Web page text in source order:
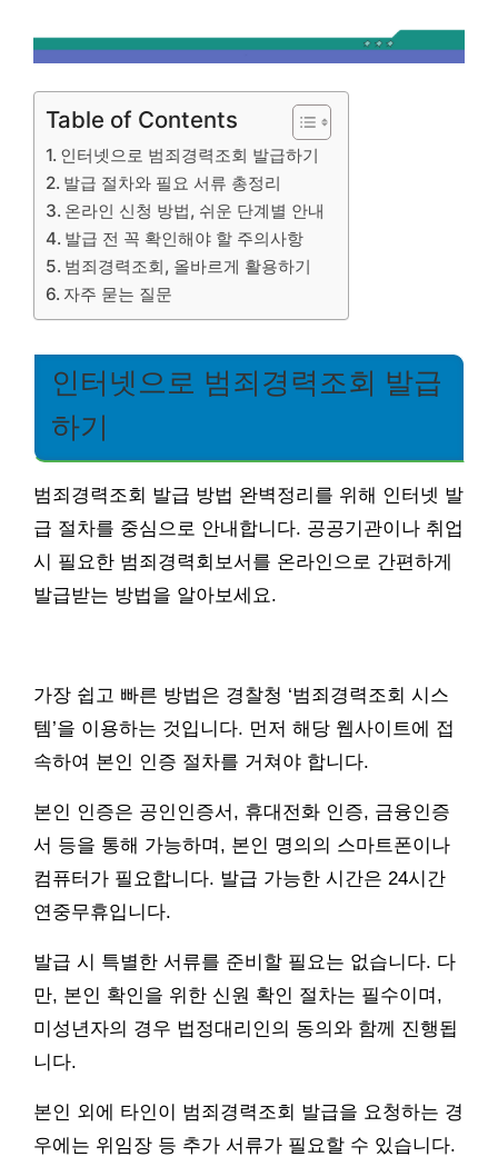
Table of Contents
인터넷으로 범죄경력조회 발급하기
발급 절차와 필요 서류 총정리
온라인 신청 방법, 쉬운 단계별 안내
발급 전 꼭 확인해야 할 주의사항
범죄경력조회, 올바르게 활용하기
자주 묻는 질문
인터넷으로 범죄경력조회 발급
하기
범죄경력조회 발급 방법 완벽정리를 위해 인터넷 발
급 절차를 중심으로 안내합니다. 공공기관이나 취업
시 필요한 범죄경력회보서를 온라인으로 간편하게
발급받는 방법을 알아보세요.
가장 쉽고 빠른 방법은 경찰청 ‘범죄경력조회 시스
템’을 이용하는 것입니다. 먼저 해당 웹사이트에 접
속하여 본인 인증 절차를 거쳐야 합니다.
본인 인증은 공인인증서, 휴대전화 인증, 금융인증
서 등을 통해 가능하며, 본인 명의의 스마트폰이나
컴퓨터가 필요합니다. 발급 가능한 시간은 24시간
연중무휴입니다.
발급 시 특별한 서류를 준비할 필요는 없습니다. 다
만, 본인 확인을 위한 신원 확인 절차는 필수이며,
미성년자의 경우 법정대리인의 동의와 함께 진행됩
니다.
본인 외에 타인이 범죄경력조회 발급을 요청하는 경
우에는 위임장 등 추가 서류가 필요할 수 있습니다.